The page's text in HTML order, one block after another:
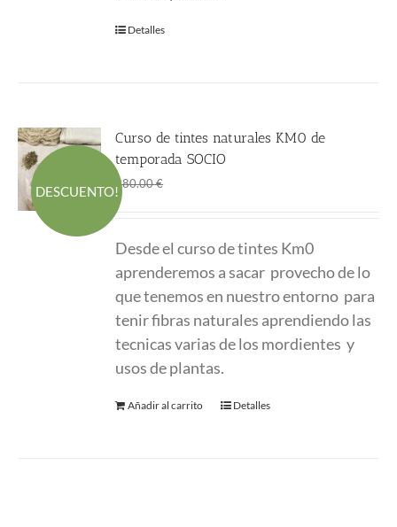
Detalles
DESCUENTO!
Curso de tintes naturales KM0 de
temporada SOCIO
280.00€
era:
280.00 €.
es:
190.00 €.
Desde el curso de tintes Km0
aprenderemos a sacar provecho de lo
que tenemos en nuestro entorno para
tenir fibras naturales aprendiendo las
tecnicas varias de los mordientes y
usos de plantas.
Añadir al carrito Detalles